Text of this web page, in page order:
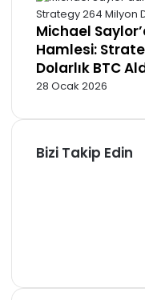
Michael
Hamlesi:
Dolarlık BTC
28 Ocak 2026
Bizi Takip Edin
k
r
u
t
l